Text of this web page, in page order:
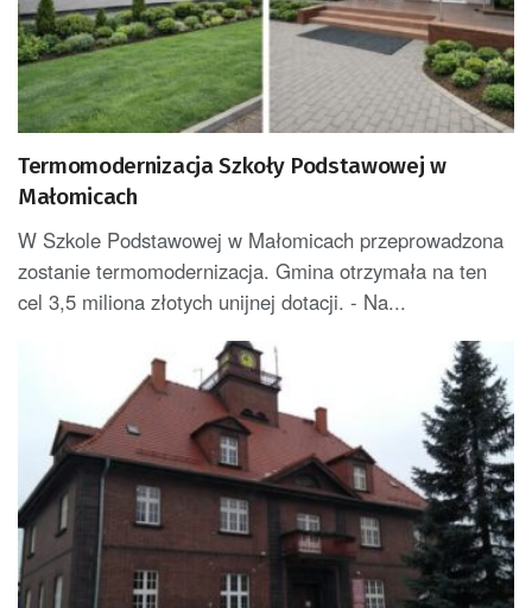
Termomodernizacja Szkoły Podstawowej w
Małomicach
W Szkole Podstawowej w Małomicach przeprowadzona
zostanie termomodernizacja. Gmina otrzymała na ten
cel 3,5 miliona złotych unijnej dotacji. - Na...